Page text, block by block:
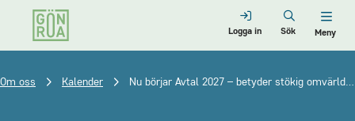
Logga in Sök Meny
Om oss Kalender Nu börjar Avtal 2027 – betyder stökig omvärld även en stökig avtalsrörelse?